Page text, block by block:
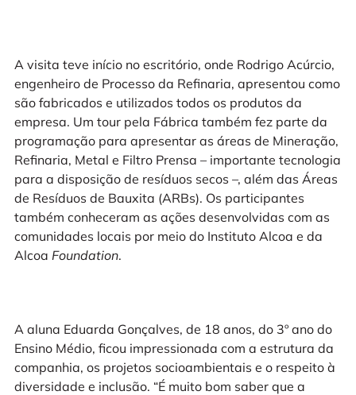
A visita teve início no escritório, onde Rodrigo Acúrcio,
engenheiro de Processo da Refinaria, apresentou como
são fabricados e utilizados todos os produtos da
empresa. Um tour pela Fábrica também fez parte da
programação para apresentar as áreas de Mineração,
Refinaria, Metal e Filtro Prensa – importante tecnologia
para a disposição de resíduos secos –, além das Áreas
de Resíduos de Bauxita (ARBs). Os participantes
também conheceram as ações desenvolvidas com as
comunidades locais por meio do Instituto Alcoa e da
Alcoa Foundation.
A aluna Eduarda Gonçalves, de 18 anos, do 3º ano do
Ensino Médio, ficou impressionada com a estrutura da
companhia, os projetos socioambientais e o respeito à
diversidade e inclusão. “É muito bom saber que a